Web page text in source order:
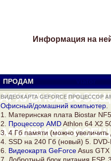
Информация на
ПРОДАМ Viator
ВИДЕОКАРТА GEFORCE ПРОЦЕССОР
Офисный/домашний компьютер
1. Материнская плата Biostar
2. Процессор AMDAthlon 64 Х2
3. 4 Гб памяти (можно увеличить
4. SSD на 240 Гб (новый) 5.
6. Видеокарта GeForceAsus GTX